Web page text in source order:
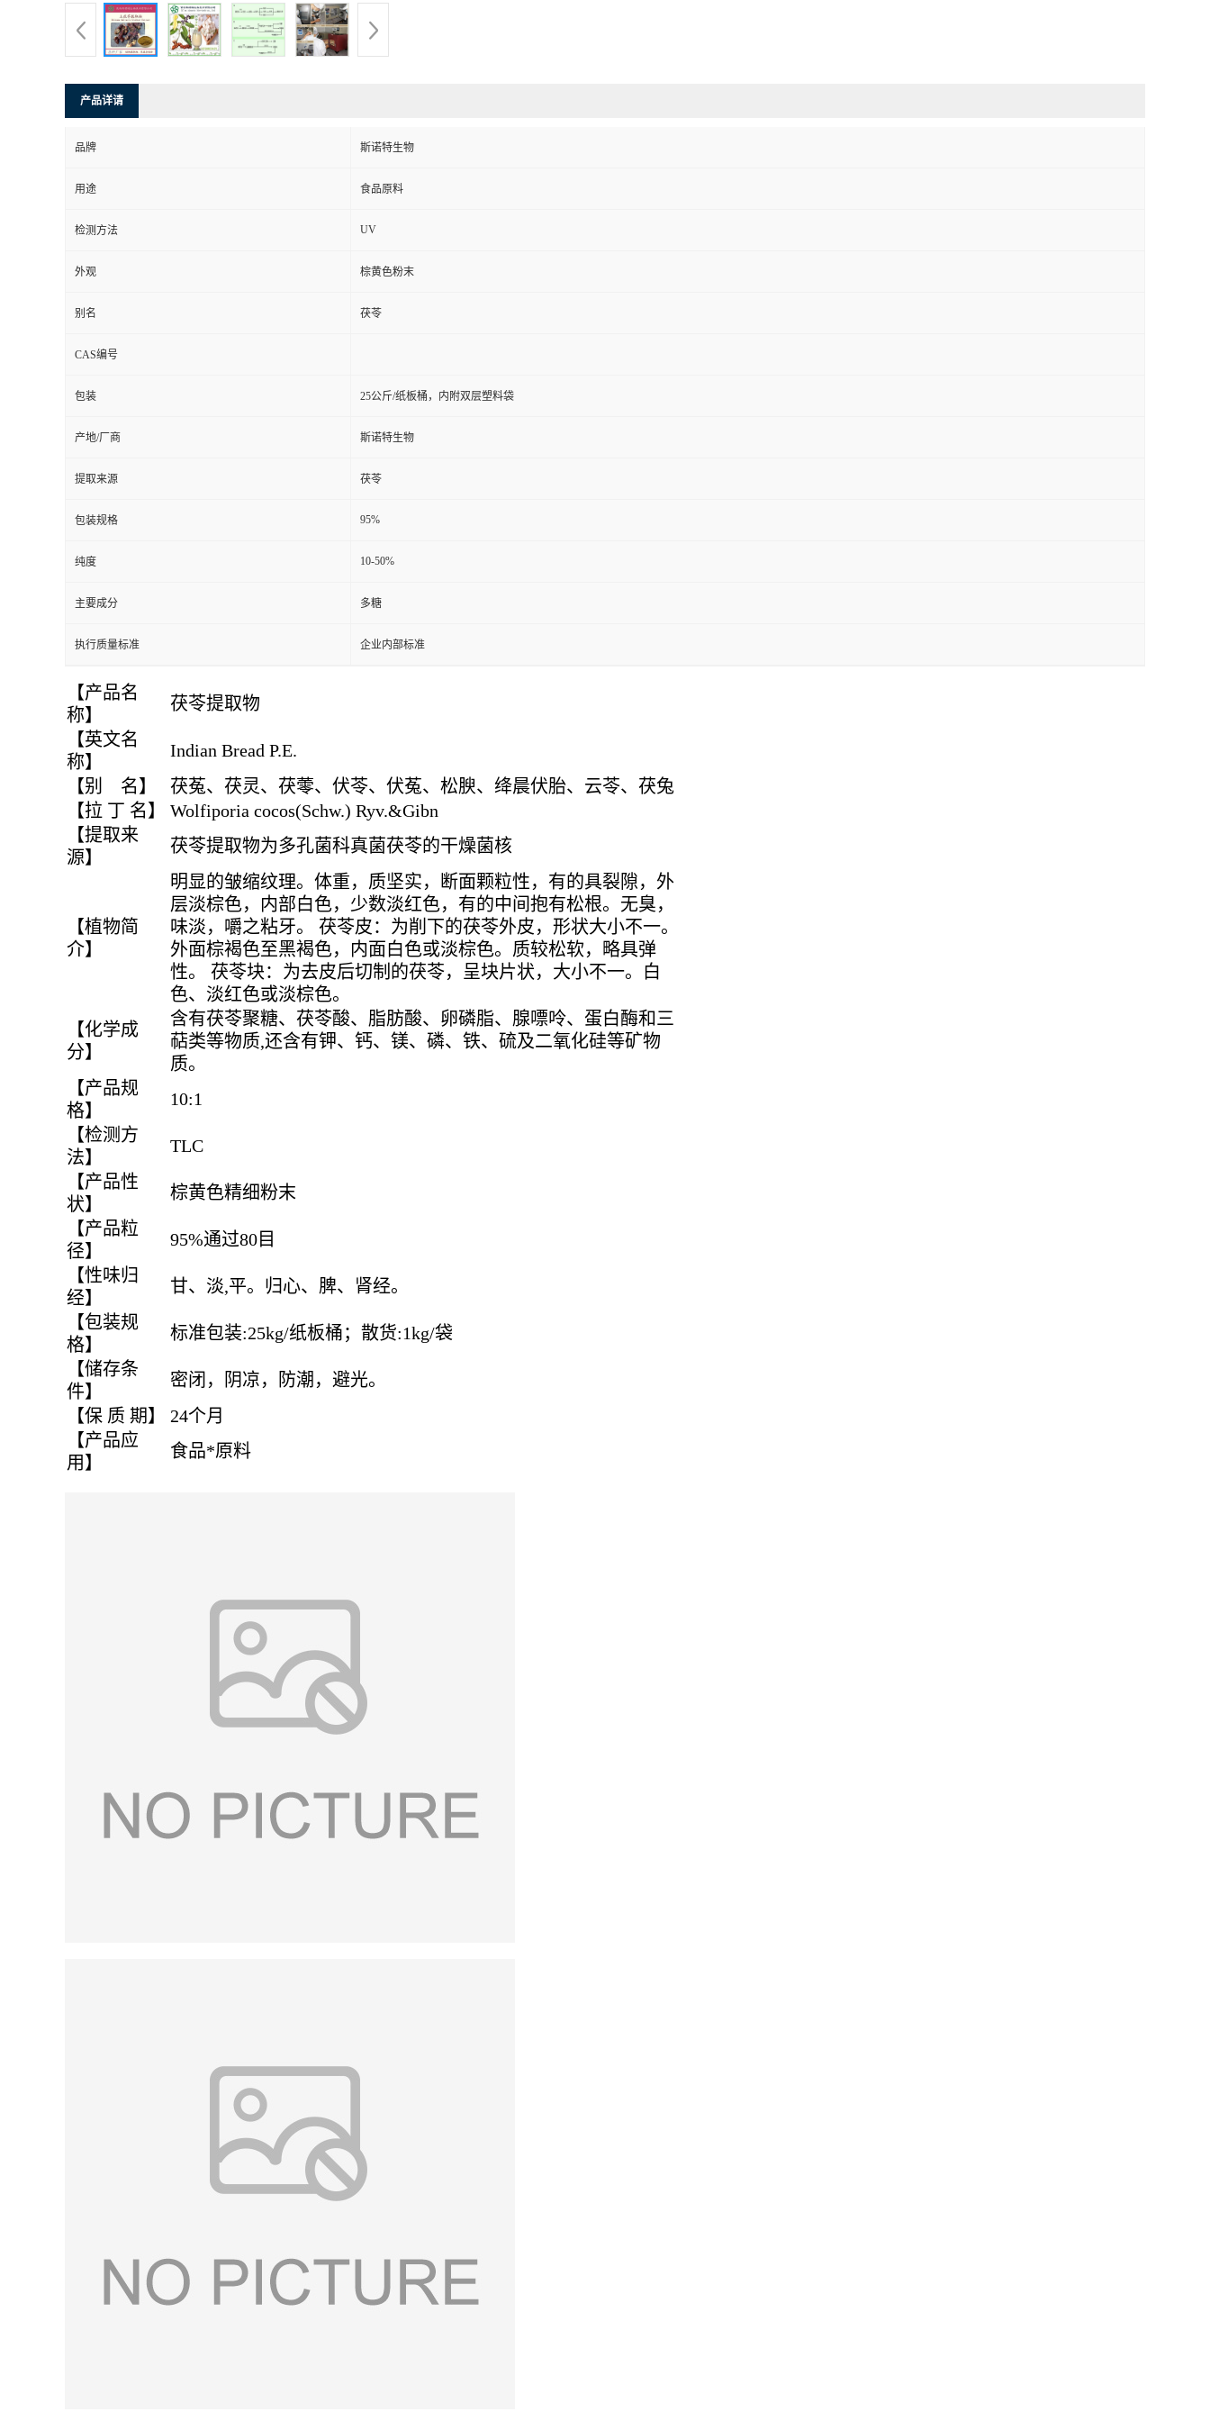
产品详请
品牌 斯诺特生物
用途 食品原料
检测方法 UV
外观 棕黄色粉末
别名 茯苓
CAS编号
包装 25公斤/纸板桶，内附双层塑料袋
产地/厂商 斯诺特生物
提取来源 茯苓
包装规格 95%
纯度 10-50%
主要成分 多糖
执行质量标准 企业内部标准
【产品名
称】
茯苓提取物
【英文名
称】
Indian Bread P.E.
【别 名】
茯菟、茯灵、茯蕶、伏苓、伏菟、松腴、绛晨伏胎、云苓、茯兔
【拉 丁 名】
Wolfiporia cocos(Schw.) Ryv.&Gibn
【提取来
源】
茯苓提取物为多孔菌科真菌茯苓的干燥菌核
【植物简
介】
明显的皱缩纹理。体重，质坚实，断面颗粒性，有的具裂隙，外
层淡棕色，内部白色，少数淡红色，有的中间抱有松根。无臭，
味淡，嚼之粘牙。 茯苓皮：为削下的茯苓外皮，形状大小不一。
外面棕褐色至黑褐色，内面白色或淡棕色。质较松软，略具弹
性。 茯苓块：为去皮后切制的茯苓，呈块片状，大小不一。白
色、淡红色或淡棕色。
【化学成
分】
含有茯苓聚糖、茯苓酸、脂肪酸、卵磷脂、腺嘌呤、蛋白酶和三
萜类等物质,还含有钾、钙、镁、磷、铁、硫及二氧化硅等矿物
质。
【产品规
格】
10:1
【检测方
法】
TLC
【产品性
状】
棕黄色精细粉末
【产品粒
径】
95%通过80目
【性味归
经】
甘、淡,平。归心、脾、肾经。
【包装规
格】
标准包装:25kg/纸板桶；散货:1kg/袋
【储存条
件】
密闭，阴凉，防潮，避光。
【保 质 期】
24个月
【产品应
用】
食品*原料